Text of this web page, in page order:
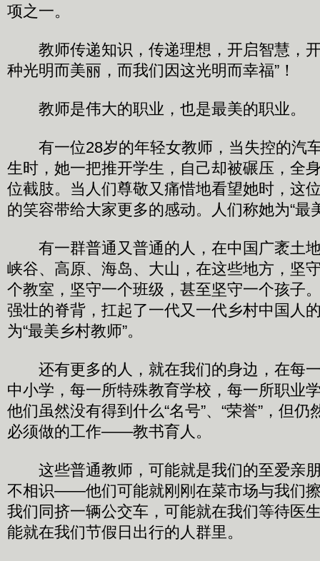
项之一。
教师传递知识，传递理想，开启智慧，开
种光明而美丽，而我们因这光明而幸福”！
教师是伟大的职业，也是最美的职业。
有一位28岁的年轻女教师，当失控的汽
生时，她一把推开学生，自己却被碾压，全
位截肢。当人们尊敬又痛惜地看望她时，这
的笑容带给大家更多的感动。人们称她为“最
有一群普通又普通的人，在中国广袤土
峡谷、高原、海岛、大山，在这些地方，坚
个教室，坚守一个班级，甚至坚守一个孩子
强壮的脊背，扛起了一代又一代乡村中国人
为“最美乡村教师”。
还有更多的人，就在我们的身边，在每
中小学，每一所特殊教育学校，每一所职业
他们虽然没有得到什么“名号”、“荣誉”，但
必须做的工作——教书育人。
这些普通教师，可能就是我们的至爱亲
不相识——他们可能就刚刚在菜市场与我们
我们同挤一辆公交车，可能就在我们等待医
能就在我们节假日出行的人群里。